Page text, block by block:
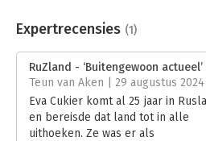
Uitgever:
Prometheus
Verschijningsdatum:
Hoofdrubriek: Non-fictie
Expertrecensies (1)
RuZland - ‘Buitengewoon actueel’
Teun van Aken | 29 augustus 2024
Eva Cukier komt al 25 jaar in
en bereisde dat land tot in alle
uithoeken. Ze was er als